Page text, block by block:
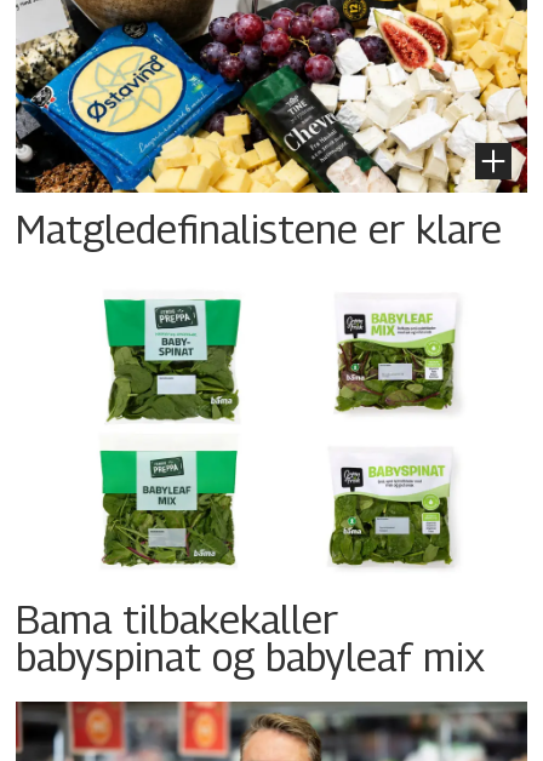
Matgledefinalistene er klare
Bama tilbakekaller
babyspinat og babyleaf mix